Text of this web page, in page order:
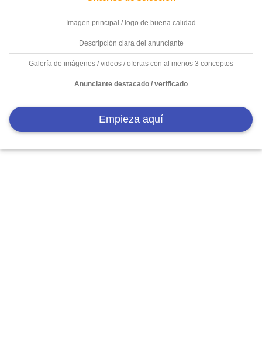
Imagen principal / logo de buena calidad
Descripción clara del anunciante
Galería de imágenes / videos / ofertas con al menos 3 conceptos
Anunciante destacado / verificado
Empieza aquí